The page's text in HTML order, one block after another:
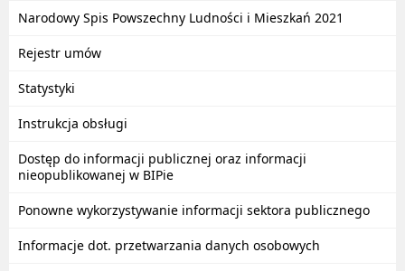
Narodowy Spis Powszechny Ludności i Mieszkań 2021
Rejestr umów
Statystyki
Instrukcja obsługi
Dostęp do informacji publicznej oraz informacji
nieopublikowanej w BIPie
Ponowne wykorzystywanie informacji sektora publicznego
Informacje dot. przetwarzania danych osobowych